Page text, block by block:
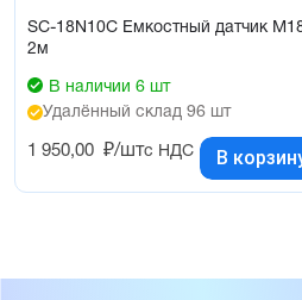
SC-18N10C Емкостный датчик
2м
В наличии 6 шт
Удалённый склад 96 шт
1 950,00 ₽/штс НДС В